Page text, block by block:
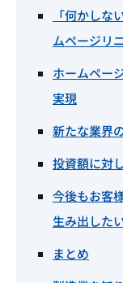
「何かしな
ムページリ
ホームペー
実現
新たな業界
投資額に対
今後もお客
生み出した
まとめ